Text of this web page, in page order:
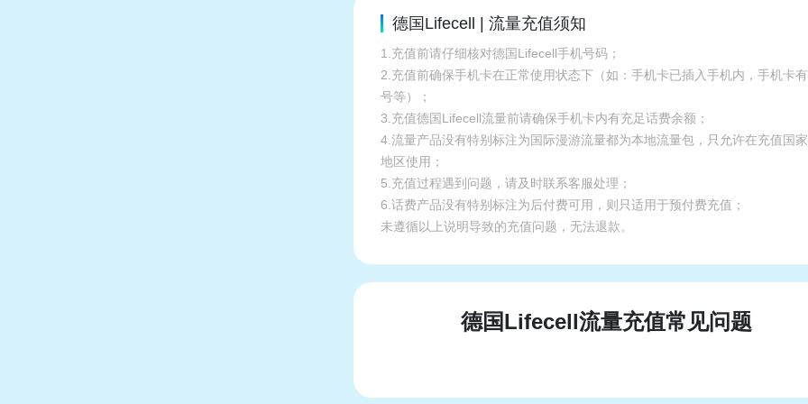
德国Lifecell | 流量充值须知
1.充值前请仔细核对德国Lifecell手机号码；
2.充值前确保手机卡在正常使用状态下（如：手机卡已插入手机内，手机卡
号等）；
3.充值德国Lifecell流量前请确保手机卡内有充足话费余额；
4.流量产品没有特别标注为国际漫游流量都为本地流量包，只允许在充值国
地区使用；
5.充值过程遇到问题，请及时联系客服处理；
6.话费产品没有特别标注为后付费可用，则只适用于预付费充值；
未遵循以上说明导致的充值问题，无法退款。
德国Lifecell流量充值常见问题